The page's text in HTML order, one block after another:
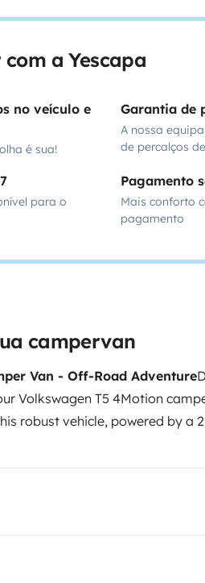
a Yescapa
no veículo e
é sua!
Garantia de
A nossa
de percalços
para o
Pagamento
Mais conforto
pagamento
campervan
Van - Off-Road Adventure
Volkswagen T5 4Motion
robust vehicle, powered by a
exploring less traveled paths.
T5 4Motion
for difficult terrain
PanelFor complete energy
warm even in cold